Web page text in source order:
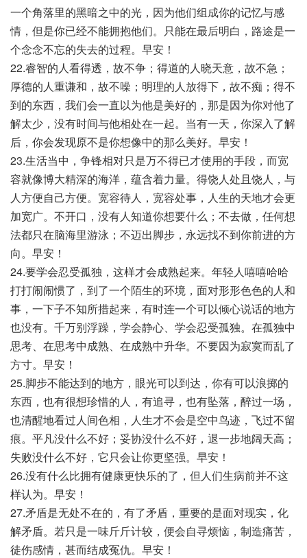
一个角落里的黑暗之中的光，因为他们组成你的记忆与感
情，但是你已经不能拥抱他们。只能在最后明白，路途是一
个念念不忘的失去的过程。早安！
22.睿智的人看得透，故不争；得道的人晓天意，故不急；
厚德的人重谦和，故不噪；明理的人放得下，故不痴；得不
到的东西，我们会一直以为他是美好的，那是因为你对他了
解太少，没有时间与他相处在一起。当有一天，你深入了解
后，你会发现原不是你想像中的那么美好。早安！
23.生活当中，争锋相对只是万不得已才使用的手段，而宽
容就像博大精深的海洋，蕴含着力量。得饶人处且饶人，与
人方便自己方便。宽容待人，宽容处事，人生的天地才会更
加宽广。不开口，没有人知道你想要什么；不去做，任何想
法都只在脑海里游泳；不迈出脚步，永远找不到你前进的方
向。早安！
24.要学会忍受孤独，这样才会成熟起来。年轻人嘻嘻哈哈
打打闹闹惯了，到了一个陌生的环境，面对形形色色的人和
事，一下子不知所措起来，有时连一个可以倾心说话的地方
也没有。千万别浮躁，学会静心、学会忍受孤独。在孤独中
思考、在思考中成熟、在成熟中升华。不要因为寂寞而乱了
方寸。早安！
25.脚步不能达到的地方，眼光可以到达，你有可以浪掷的
东西，也有很想珍惜的人，有追寻，也有坠落，醉过一场，
也清醒地看过人间色相，人生才不会是空中鸟迹，飞过不留
痕。平凡没什么不好；妥协没什么不好，退一步地阔天高；
失败没什么不好，它只会让你更坚强。早安！
26.没有什么比拥有健康更快乐的了，但人们生病前并不这
样认为。早安！
27.矛盾是无处不在的，有了矛盾，重要的是面对现实，化
解矛盾。若只是一味斤斤计较，便会自寻烦恼，制造痛苦，
徒伤感情，甚而结成冤仇。早安！